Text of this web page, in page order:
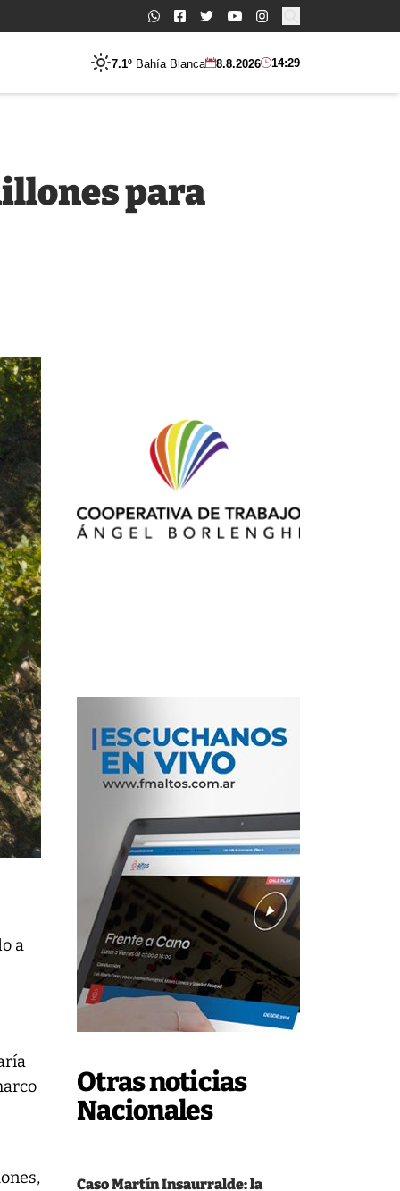
Buscar:
7.1º Bahía Blanca 8.8.2026 14:29
Otras noticias
Nacionales
Caso Martín Insaurralde: la
para
a